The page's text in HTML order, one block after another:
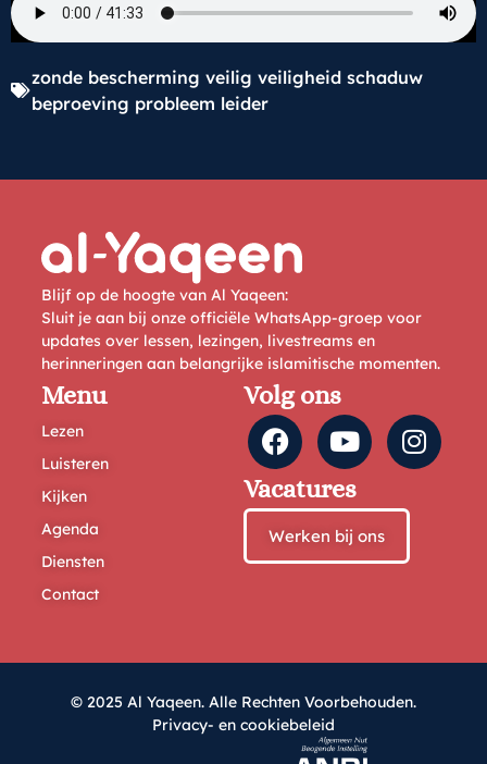
zonde bescherming veilig veiligheid schaduw
beproeving probleem leider
Blijf op de hoogte van Al Yaqeen:
Sluit je aan bij onze officiële WhatsApp-groep voor
updates over lessen, lezingen, livestreams en
herinneringen aan belangrijke islamitische momenten.
Menu
Lezen
Luisteren
Kijken
Agenda
Diensten
Contact
Volg ons
Vacatures
Werken bij ons
© 2025 Al Yaqeen. Alle Rechten Voorbehouden.
Privacy- en cookiebeleid